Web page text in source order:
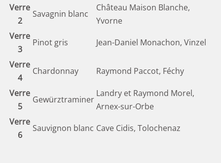
Verre
2
Savagnin blanc
Château Maison Blanche,
Yvorne
Verre
3
Pinot gris Jean-Daniel Monachon, Vinzel
Verre
4
Chardonnay Raymond Paccot, Féchy
Verre
5
Gewürztraminer
Landry et Raymond Morel,
Arnex-sur-Orbe
Verre
6
Sauvignon blanc Cave Cidis, Tolochenaz